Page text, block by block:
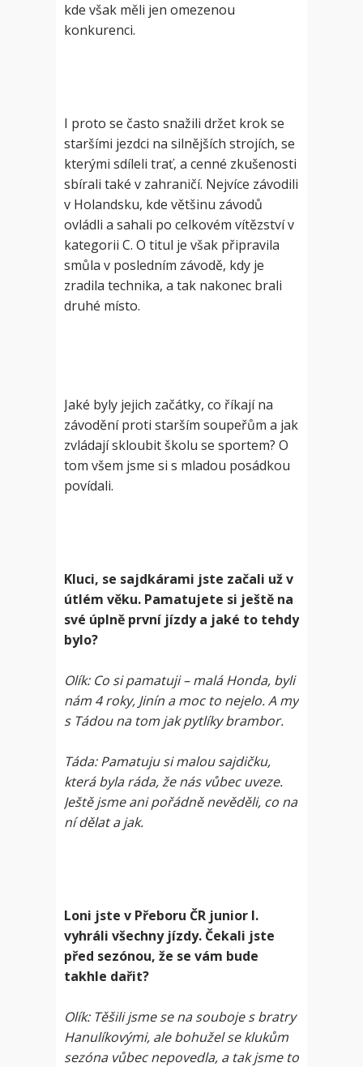
kde však měli jen omezenou
konkurenci.
I proto se často snažili držet krok se
staršími jezdci na silnějších strojích, se
kterými sdíleli trať, a cenné zkušenosti
sbírali také v zahraničí. Nejvíce závodili
v Holandsku, kde většinu závodů
ovládli a sahali po celkovém vítězství v
kategorii C. O titul je však připravila
smůla v posledním závodě, kdy je
zradila technika, a tak nakonec brali
druhé místo.
Jaké byly jejich začátky, co říkají na
závodění proti starším soupeřům a jak
zvládají skloubit školu se sportem? O
tom všem jsme si s mladou posádkou
povídali.
Kluci, se sajdkárami jste začali už v
útlém věku. Pamatujete si ještě na
své úplně první jízdy a jaké to tehdy
bylo?
Olík: Co si pamatuji – malá Honda, byli
nám 4 roky, Jinín a moc to nejelo. A my
s Tádou na tom jak pytlíky brambor.
Táda: Pamatuju si malou sajdičku,
která byla ráda, že nás vůbec uveze.
Ještě jsme ani pořádně nevěděli, co na
ní dělat a jak.
Loni jste v Přeboru ČR junior I.
vyhráli všechny jízdy. Čekali jste
před sezónou, že se vám bude
takhle dařit?
Olík: Těšili jsme se na souboje s bratry
Hanulíkovými, ale bohužel se klukům
sezóna vůbec nepovedla, a tak jsme to